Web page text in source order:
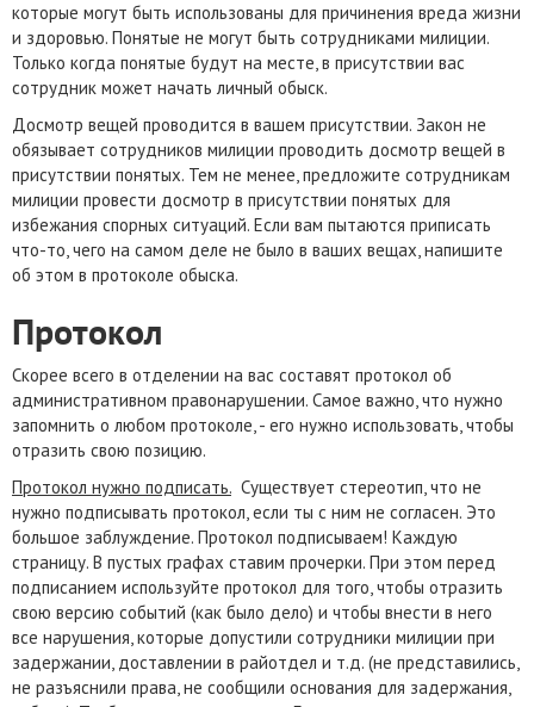
которые могут быть использованы для причинения вреда жизни
и здоровью. Понятые не могут быть сотрудниками милиции.
Только когда понятые будут на месте, в присутствии вас
сотрудник может начать личный обыск.
Досмотр вещей проводится в вашем присутствии. Закон не
обязывает сотрудников милиции проводить досмотр вещей в
присутствии понятых. Тем не менее, предложите сотрудникам
милиции провести досмотр в присутствии понятых для
избежания спорных ситуаций. Если вам пытаются приписать
что-то, чего на самом деле не было в ваших вещах, напишите
об этом в протоколе обыска.
Протокол
Скорее всего в отделении на вас составят протокол об
административном правонарушении. Самое важно, что нужно
запомнить о любом протоколе, - его нужно использовать, чтобы
отразить свою позицию.
Протокол нужно подписать. Существует стереотип, что не
нужно подписывать протокол, если ты с ним не согласен. Это
большое заблуждение. Протокол подписываем! Каждую
страницу. В пустых графах ставим прочерки. При этом перед
подписанием используйте протокол для того, чтобы отразить
свою версию событий (как было дело) и чтобы внести в него
все нарушения, которые допустили сотрудники милиции при
задержании, доставлении в райотдел и т.д. (не представились,
не разъяснили права, не сообщили основания для задержания,